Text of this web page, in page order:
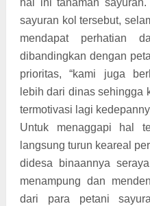
hal ini tanaman
sayuran kol tersebut,
mendapat perhatian
dibandingkan dengan
prioritas, “kami juga
lebih dari dinas sehingga
termotivasi lagi
Untuk menaggapi hal
langsung turun keareal
didesa binaannya
menampung dan
dari para petani